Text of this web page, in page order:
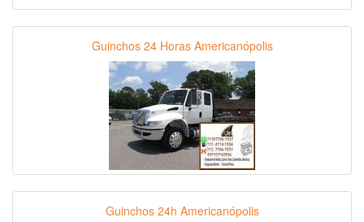
Guinchos 24 Horas Americanópolis
Guinchos 24h Americanópolis